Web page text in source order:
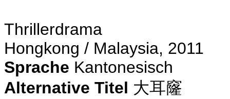
Thrillerdrama
Hongkong / Malaysia, 2011
Sprache Kantonesisch
Alternative Titel 大耳窿